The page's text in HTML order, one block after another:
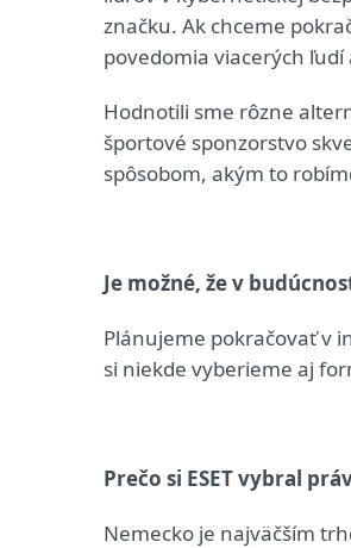
značku. Ak chceme
povedomia viacerých ľudí
Hodnotili sme rôzne
športové sponzorstvo
spôsobom, akým to
Je možné, že v
Plánujeme pokračovať v
si niekde vyberieme aj
Prečo si ESET vybral
Nemecko je najväčším